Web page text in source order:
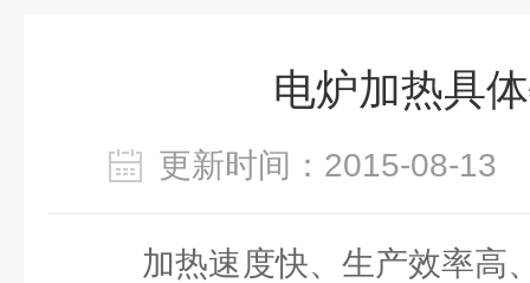
电炉加热具
更新时间：2015-08-
加热速度快、生产效率高